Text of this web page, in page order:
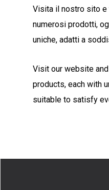
Visita il nostro sito
numerosi prodotti,
uniche, adatti a
Visit our website
products, each with
suitable to satisfy